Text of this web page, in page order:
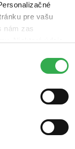
pre vašu
nám zas
Ďakujeme!